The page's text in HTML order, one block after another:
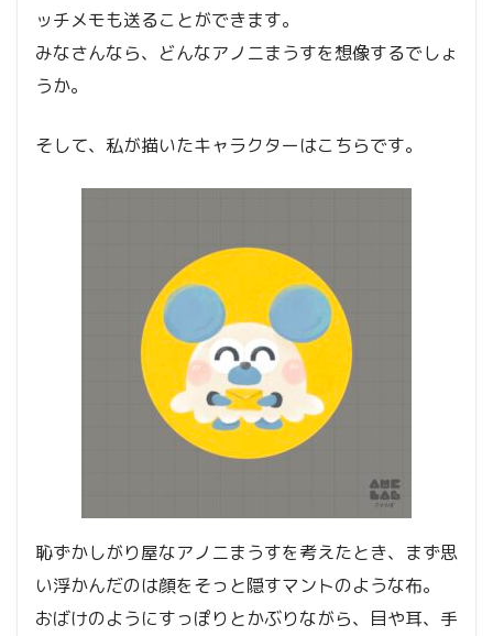
ッチメモも送ることができます。
みなさんなら、どんなアノニまうすを想像するでしょ
うか。
そして、私が描いたキャラクターはこちらです。
恥ずかしがり屋なアノニまうすを考えたとき、まず思
い浮かんだのは顔をそっと隠すマントのような布。
おばけのようにすっぽりとかぶりながら、目や耳、手